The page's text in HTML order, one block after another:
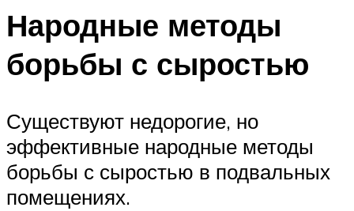
Народные методы
борьбы с сыростью
Существуют недорогие, но
эффективные народные методы
борьбы с сыростью в подвальных
помещениях.